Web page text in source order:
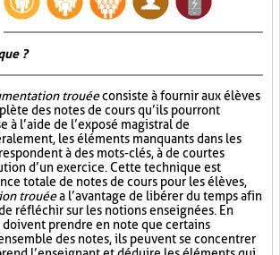
?
trouéeconsiste à fournir aux élèves
des notes de cours qu’ils pourront
à l’aide de l’exposé magistral de
les éléments manquants dans les
à des mots-clés, à de courtes
d’un exercice. Cette technique est
totale de notes de cours pour les élèves,
trouéea l’avantage de libérer du temps afin
réfléchir sur les notions enseignées. En
doivent prendre en note que certains
des notes, ils peuvent se concentrer